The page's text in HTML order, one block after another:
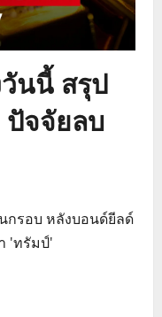
นนี้ สรุป
จจัยลบ
กรอบ หลังบอนด์ยีลด์
'ทรัมป์'